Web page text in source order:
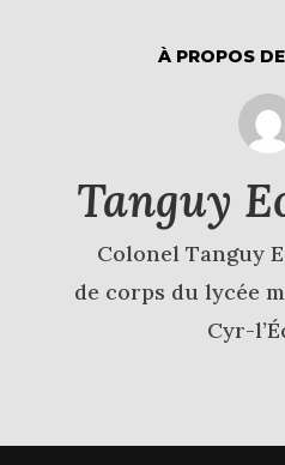
À PROPOS
Tanguy
Colonel Tanguy
de corps du lycée
Cyr-